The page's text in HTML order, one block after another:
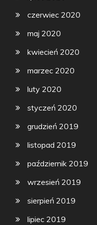
czerwiec 2020
maj 2020
kwiecień 2020
marzec 2020
luty 2020
styczeń 2020
grudzień 2019
listopad 2019
październik 2019
wrzesień 2019
sierpień 2019
lipiec 2019